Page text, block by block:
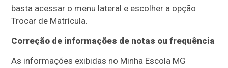
basta acessar o menu lateral e escolher a opção
Trocar de Matrícula.
Correção de informações de notas ou frequência
As informações exibidas no Minha Escola MG